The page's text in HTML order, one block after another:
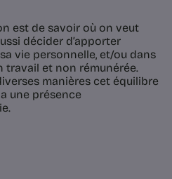
est de savoir où on veut
décider d’apporter
vie personnelle, et/ou dans
travail et non rémunérée.
manières cet équilibre
une présence